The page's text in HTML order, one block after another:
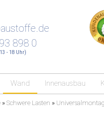
898 0
- 18 Uhr)
Wand Innenausbau
» Schwere Lasten »